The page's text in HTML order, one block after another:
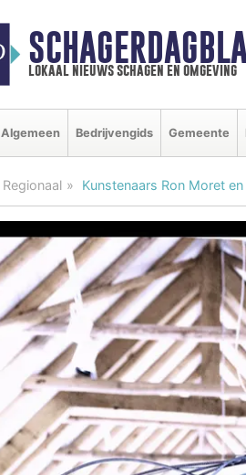
lokaal nieuws schagen en omgeving
Algemeen Bedrijvengids Gemeente
Regionaal Kunstenaars Ron Moret